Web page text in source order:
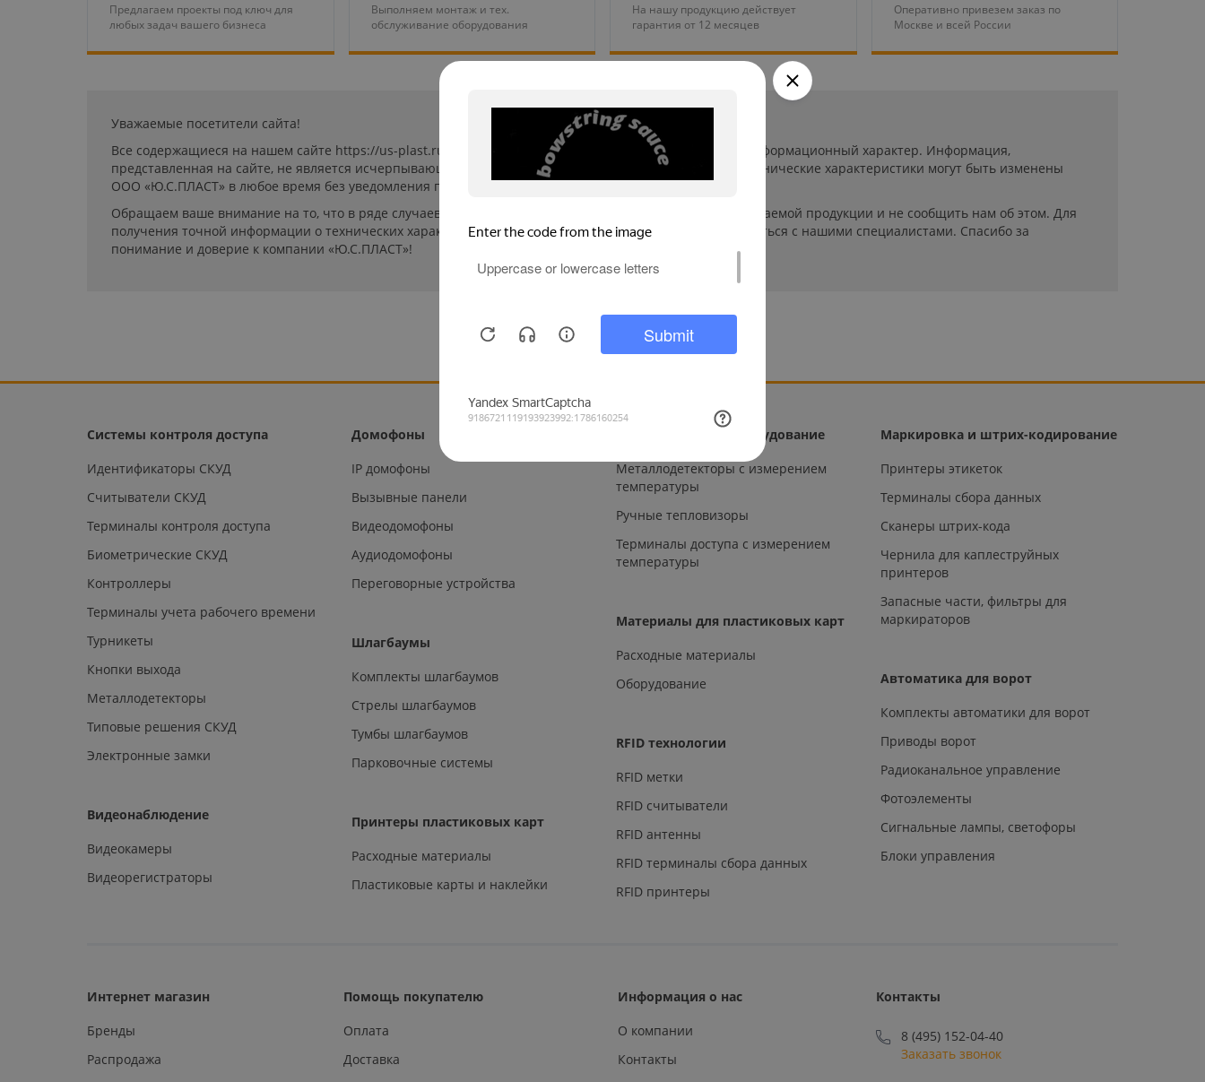
Предлагаем проекты под ключ для
любых задач вашего бизнеса
Выполняем монтаж и тех.
обслуживание оборудования
На нашу продукцию действует
гарантия от 12 месяцев
Оперативно привезем заказ по
Москве и всей России
Уважаемые посетители сайта!
Все содержащиеся на нашем сайте https://us-plast.ru/ (далее «сайт») сведения носят исключительно информационный характер. Информация,
представленная на сайте, не является исчерпывающей. Указанные на сайте цены, комплектации и технические характеристики могут быть изменены
ООО «Ю.С.ПЛАСТ» в любое время без уведомления пользователей сайта.
Обращаем ваше внимание на то, что в ряде случаев производители могут изменить параметры выпускаемой продукции и не сообщить нам об этом. Для
получения точной информации о технических характеристиках и стоимости товаров необходимо связаться с нашими специалистами. Спасибо за
понимание и доверие к компании «Ю.С.ПЛАСТ»!
Системы контроля доступа
Идентификаторы СКУД
Считыватели СКУД
Терминалы контроля доступа
Биометрические СКУД
Контроллеры
Терминалы учета рабочего времени
Турникеты
Кнопки выхода
Металлодетекторы
Типовые решения СКУД
Электронные замки
Видеонаблюдение
Видеокамеры
Видеорегистраторы
Домофоны
IP домофоны
Вызывные панели
Видеодомофоны
Аудиодомофоны
Переговорные устройства
Шлагбаумы
Комплекты шлагбаумов
Стрелы шлагбаумов
Тумбы шлагбаумов
Парковочные системы
Принтеры пластиковых карт
Расходные материалы
Пластиковые карты и наклейки
Тепловизионное оборудование
Металлодетекторы с измерением
температуры
Ручные тепловизоры
Терминалы доступа с измерением
температуры
Материалы для пластиковых карт
Расходные материалы
Оборудование
RFID технологии
RFID метки
RFID считыватели
RFID антенны
RFID терминалы сбора данных
RFID принтеры
Маркировка и штрих-кодирование
Принтеры этикеток
Терминалы сбора данных
Сканеры штрих-кода
Чернила для каплеструйных
принтеров
Запасные части, фильтры для
маркираторов
Автоматика для ворот
Комплекты автоматики для ворот
Приводы ворот
Радиоканальное управление
Фотоэлементы
Сигнальные лампы, светофоры
Блоки управления
Интернет магазин
Бренды
Распродажа
Помощь покупателю
Оплата
Доставка
Информация о нас
О компании
Контакты
Контакты
8 (495) 152-04-40
Заказать звонок